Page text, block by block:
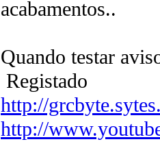
acabamentos..
Quando testar
Registado
http://
http://